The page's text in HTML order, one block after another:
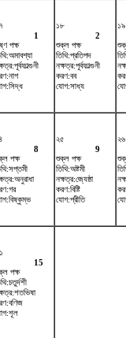
1
পক্ষ
১৮
2
শুক্ল পক্ষ
তিথি:প্রতিপদ
নক্ষত্র:পূর্বফাল্গুনী
করণ:বব
যোগ:সাধ্য
১৯
8
পক্ষ
২৫
9
শুক্ল পক্ষ
তিথি:অষ্টমী
নক্ষত্র:জ্যেষ্ঠা
করণ:বিষ্টি
যোগ:প্রীতি
২৬
15
পক্ষ